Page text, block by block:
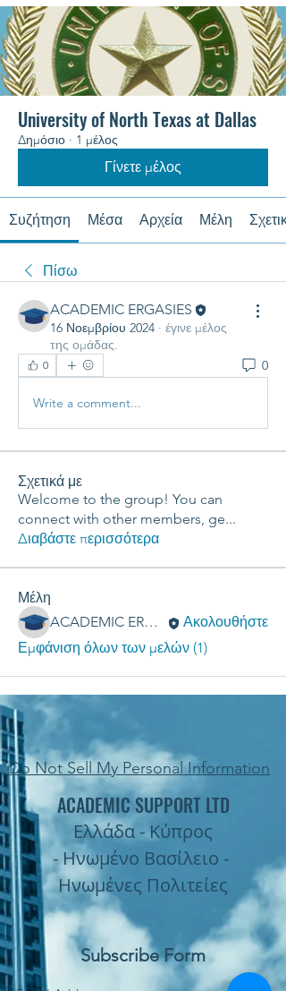
University of North Texas at Dallas
Δημόσιο · 1 μέλος
Γίνετε μέλος
Συζήτηση Μέσα Αρχεία Μέλη
Πίσω
ACADEMIC ERGASIES
16 Νοεμβρίου 2024 · έγινε μέλος
της ομάδας.
0 0
Write a comment...
Σχετικά με
Welcome to the group! You can
connect with other members, ge...
Διαβάστε περισσότερα
Μέλη
ACADEMIC ERGASIES
Ακολουθήστε
Εμφάνιση όλων των μελών (1)
Do Not Sell My Personal Information
ACADEMIC SUPPORT LTD
Ελλάδα - Κύπρος
- Ηνωμένο Βασίλειο -
Ηνωμένες Πολιτείες
Subscribe Form